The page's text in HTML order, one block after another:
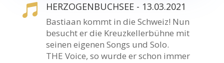
 HERZOGENBUCHSEE - 13.03.2021
Bastiaan kommt in die Schweiz! Nun
besucht er die Kreuzkellerbühne mit
seinen eigenen Songs und Solo.
THE Voice, so wurde er schon immer